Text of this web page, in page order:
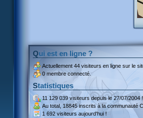
Qui est en ligne ?
Actuellement 44 visiteurs en ligne sur le
0 membre connecté.
Statistiques
11 129 039 visiteursdepuis le 27/07/2004 !
Au total, 18845 inscritsà la communauté
1 692 visiteurs aujourd'hui !